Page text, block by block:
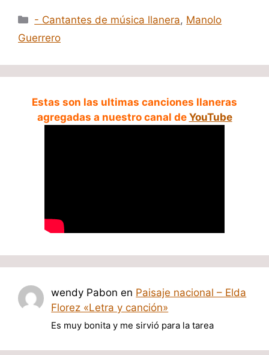
Categorías
- Cantantes de música llanera, Manolo
Guerrero
Estas son las ultimas canciones llaneras
agregadas a nuestro canal de YouTube
wendy Pabon en Paisaje nacional – Elda
Florez «Letra y canción»
Es muy bonita y me sirvió para la tarea